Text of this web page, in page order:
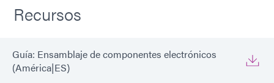
Recursos
Guía: Ensamblaje de componentes electrónicos
(América|ES)